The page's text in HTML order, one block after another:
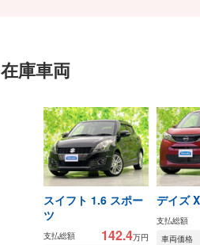
在庫車両
スイフト 1.6 スポー
ツ
支払総額 142.4万円
デイズ X
支払総額
車両価格